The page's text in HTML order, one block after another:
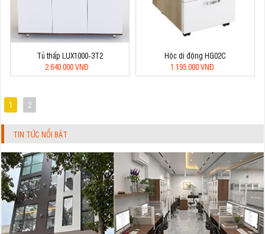
Tủ thấp LUX1000-3T2
2.640.000 VNĐ
Hộc di động HG02C
1.195.000 VNĐ
1 2
TIN TỨC NỔI BẬT